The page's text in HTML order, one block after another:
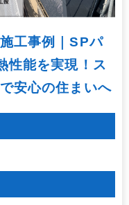
工事例｜SPパ
性能を実現！ス
安心の住まいへ